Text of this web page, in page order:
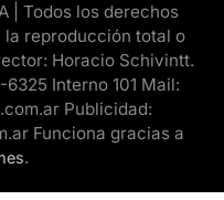
| Todos los derechos
la reproducción total o
Horacio Schivintt.
Interno 101 Mail:
Publicidad:
Funciona gracias a
.